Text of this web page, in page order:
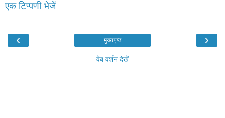
एक टिप्पणी भेजें
‹ ›
मुख्यपृष्ठ
वेब वर्शन देखें